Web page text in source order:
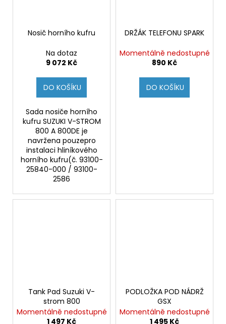
Nosič horního kufru
Na dotaz
9 072 Kč
DO KOŠÍKU
Sada nosiče horního
kufru SUZUKI V-STROM
800 A 800DE je
navržena pouzepro
instalaci hliníkového
horního kufru(č. 93100-
25840-000 / 93100-
2586
DRŽÁK TELEFONU SPARK
Momentálně nedostupné
890 Kč
DO KOŠÍKU
Tank Pad Suzuki V-
strom 800
Momentálně nedostupné
1 497 Kč
PODLOŽKA POD NÁDRŽ
GSX
Momentálně nedostupné
1 495 Kč